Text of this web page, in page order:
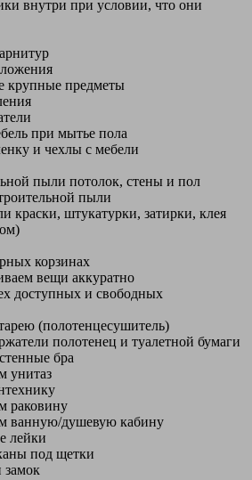
внутри при условии, что они
крупные предметы
при мытье пола
и чехлы с мебели
пыли потолок, стены и пол
пыли
краски, штукатурки, затирки, клея
корзинах
вещи аккуратно
доступных и свободных
(полотенцесушитель)
полотенец и туалетной бумаги
бра
унитаз
раковину
ванную/душевую кабину
лейки
под щетки